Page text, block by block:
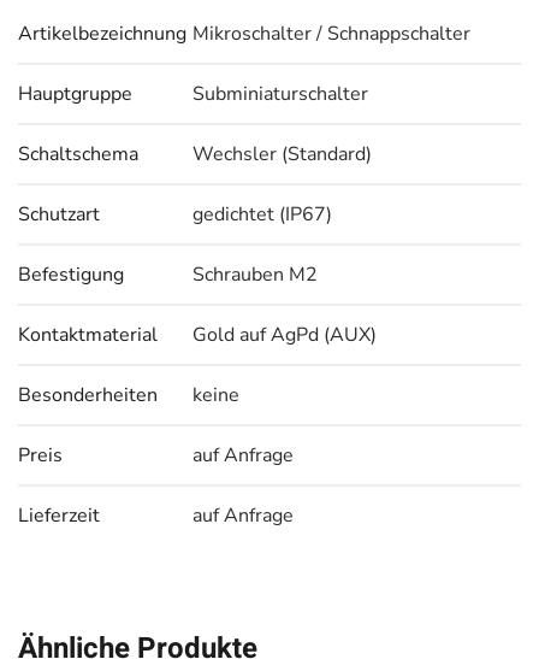
Artikelbezeichnung Mikroschalter / Schnappschalter
Hauptgruppe Subminiaturschalter
Schaltschema Wechsler (Standard)
Schutzart gedichtet (IP67)
Befestigung Schrauben M2
Kontaktmaterial Gold auf AgPd (AUX)
Besonderheiten keine
Preis auf Anfrage
Lieferzeit auf Anfrage
Ähnliche Produkte